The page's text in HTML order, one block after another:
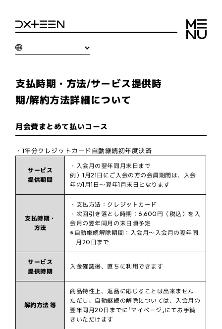
支払時期・方法/サービス提供時
期/解約方法詳細について
月会費まとめて払いコース
・1年分クレジットカード自動継続初年度決済
サービス
提供期間
・入会月の翌年同月末日まで
例）1月21日にご入会の方の会員期間は、入会
年の1月1日～翌年1月末日となります
支払時期・
方法
・支払方法：クレジットカード
・次回引き落とし時期：6,600円（税込）を入
会月の翌年同月の末日頃予定
※自動継続解除期間：入会月～入会月の翌年同
月20日まで
サービス
提供時期
入金確認後、直ちに利用できます
解約方法 等
商品特性上、返品に応じることは出来ません
ただし、自動継続の解除については、入会月の
翌年同月20日までに『マイページ』にてお手続
きいただけます